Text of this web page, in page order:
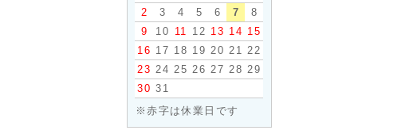
2
3 4 5 6 7
8
9
10 11 12 13 14 15
16 17 18 19 20 21
22
23 24 25 26 27 28 29
30 31
※赤字は休業日です